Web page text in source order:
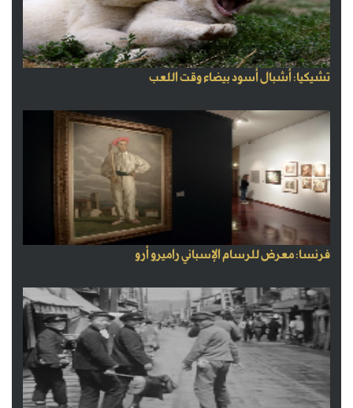
تشيكيا: أشبال أسود بيضاء وقت اللعب
فرنسا: معرض للرسام الإسباني راميرو أرو